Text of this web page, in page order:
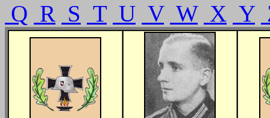
Q R S T U V W X Y